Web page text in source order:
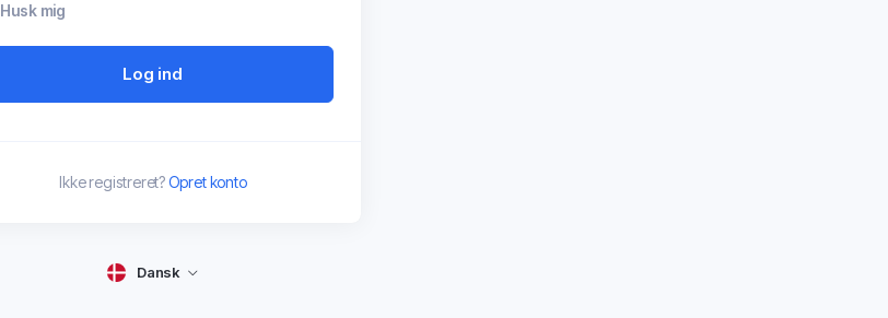
Husk mig
Log ind
Ikke registreret?Opret konto
Dansk